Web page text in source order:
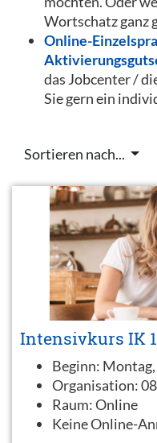
Wortschatz ganz
Online-
das Jobcenter /
Sie gern ein
Sortieren nach...
Intensivkurs IK
Beginn:
Organisation:
Raum:Online
Keine Online-